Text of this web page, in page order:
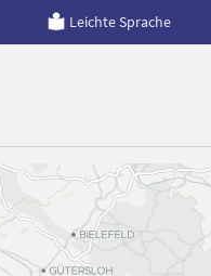
Leichte Sprache